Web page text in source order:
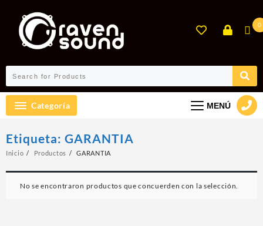
contenido
0
Categoría MENÚ
Etiqueta: GARANTIA
Inicio Productos GARANTIA
No se encontraron productos que concuerden con la selección.